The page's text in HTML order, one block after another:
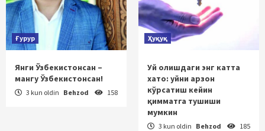
Ғурур
Янги Ўзбекистонсан –
мангу Ўзбекистонсан!
3 kun oldin Behzod 158
Ҳуқуқ
Уй олишдаги энг катта
хато: уйни арзон
кўрсатиш кейин
қимматга тушиши
мумкин
3 kun oldin Behzod 185